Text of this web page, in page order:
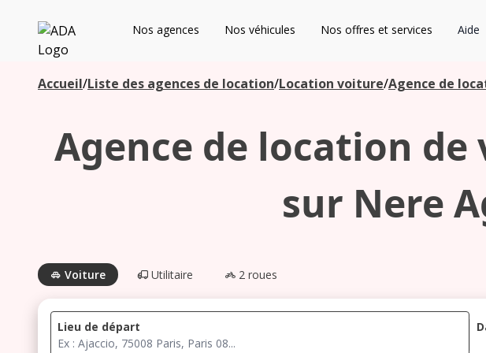
ADA Nos agences Nos véhicules Nos offres et services Aide
Accueil/Liste des agences de location/Location voiture/Agence de
Agence de location
sur Nere
Voiture Utilitaire 2 roues
Lieu de départ
Les agences à proximité
Commencez votre recherche pour voir les agences à
proximité